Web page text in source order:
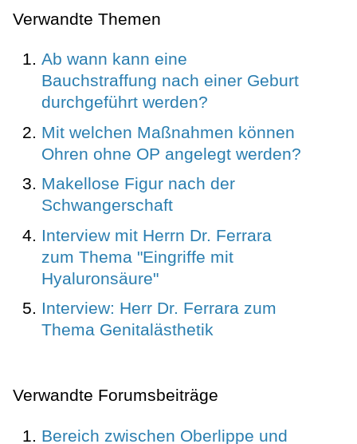
Verwandte Themen
Ab wann kann eine
Bauchstraffung nach einer Geburt
durchgeführt werden?
Mit welchen Maßnahmen können
Ohren ohne OP angelegt werden?
Makellose Figur nach der
Schwangerschaft
Interview mit Herrn Dr. Ferrara
zum Thema "Eingriffe mit
Hyaluronsäure"
Interview: Herr Dr. Ferrara zum
Thema Genitalästhetik
Verwandte Forumsbeiträge
Bereich zwischen Oberlippe und